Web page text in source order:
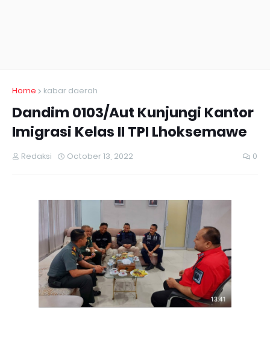
Home kabar daerah
Dandim 0103/Aut Kunjungi Kantor
Imigrasi Kelas II TPI Lhoksemawe
Redaksi October 13, 2022 0